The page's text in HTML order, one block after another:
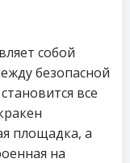
собой
безопасной
все
площадка, а
на